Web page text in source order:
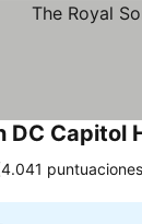
DC Capitol